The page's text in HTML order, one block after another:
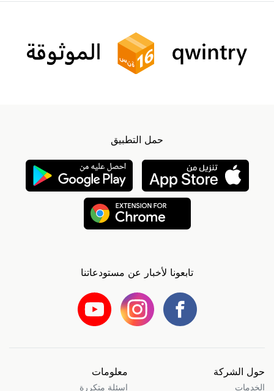
حمل التطبيق
تابعونا لأخبار عن مستودعاتنا
حول الشركة
الخدمات
معلومات
اسئلة متكررة